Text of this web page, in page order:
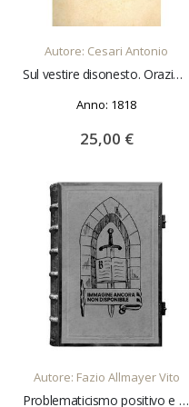
Autore: Cesari Antonio
Sul vestire disonesto. Orazione dell'Abate Antonio Cesari Veronese
Anno: 1818
25,00 €
AGGIUNGI AL CARRELLO
Autore: Fazio Allmayer Vito
Problematicismo positivo e negativo Estratto dal "Giornale Critico della filosofia Italiana"